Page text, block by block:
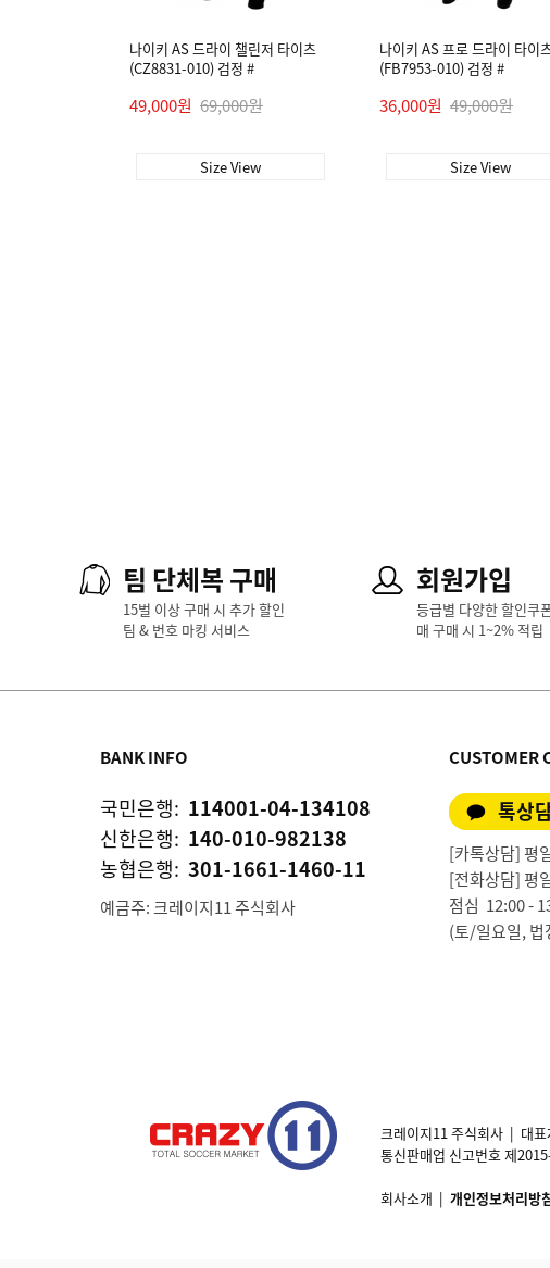
나이키 AS 드라이 챌린저 타이츠
(CZ8831-010) 검정 #
49,000원 69,000원
Size View
나이키 AS 프로 드라이 타이
(FB7953-010) 검정 #
36,000원 49,000원
Size View
팀 단체복 구매
15벌 이상 구매 시 추가 할인
팀 & 번호 마킹 서비스
회원가입
등급별 다양한 할인쿠
매 구매 시 1~2% 적립
BANK INFO
국민은행: 114001-04-134108
신한은행: 140-010-982138
농협은행: 301-1661-1460-11
예금주: 크레이지11 주식회사
CUSTOMER
톡상
[카톡상담] 평
[전화상담] 평
점심 12:00 -
(토/일요일, 법
크레이지11 주식회사 | 대
통신판매업 신고번호 제
회사소개 | 개인정보처리방